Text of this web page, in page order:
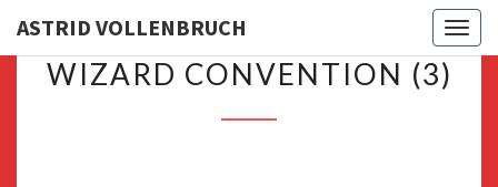
ASTRID VOLLENBRUCH
CONVENTION
WIZARD CONVENTION (3)